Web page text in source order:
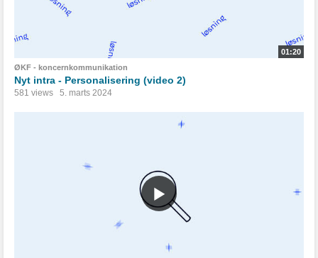
01:20
ØKF - koncernkommunikation
Nyt intra - Personalisering (video 2)
581 views 5. marts 2024